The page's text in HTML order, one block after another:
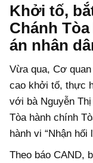
Khởi tố,
Chánh
án nhân
Vừa qua, Cơ
cao khởi tố, thực
với bà Nguyễn
Tòa hành chính
hành vi “Nhận hối
Theo báo CAND,